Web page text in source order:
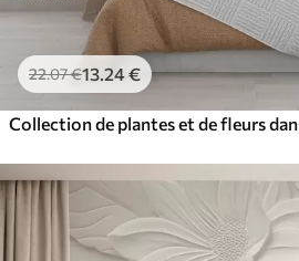
22.07€13 .24€